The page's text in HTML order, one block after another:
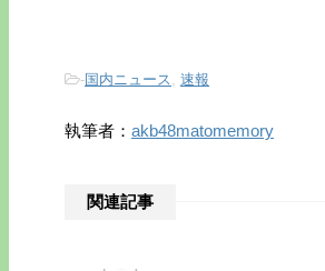
-国内ニュース, 速報
執筆者： akb48matomemory
関連記事